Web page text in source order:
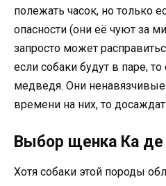
полежать часок, но только
опасности (они её чуют за
запросто может
если собаки будут в паре,
медведя. Они
времени на них, то
Выбор щенка Ка де
Хотя собаки этой породы